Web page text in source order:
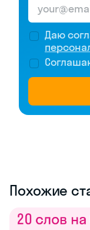
Даю
Похожие